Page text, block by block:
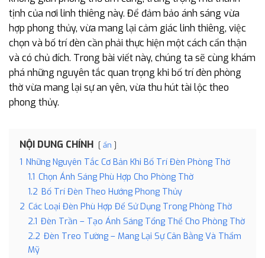
tịnh của nơi linh thiêng này. Để đảm bảo ánh sáng vừa
hợp phong thủy, vừa mang lại cảm giác linh thiêng, việc
chọn và bố trí đèn cần phải thực hiện một cách cẩn thận
và có chủ đích. Trong bài viết này, chúng ta sẽ cùng khám
phá những nguyên tắc quan trọng khi bố trí đèn phòng
thờ vừa mang lại sự an yên, vừa thu hút tài lộc theo
phong thủy.
NỘI DUNG CHÍNH ẩn
1 Những Nguyên Tắc Cơ Bản Khi Bố Trí Đèn Phòng Thờ
1.1 Chọn Ánh Sáng Phù Hợp Cho Phòng Thờ
1.2 Bố Trí Đèn Theo Hướng Phong Thủy
2 Các Loại Đèn Phù Hợp Để Sử Dụng Trong Phòng Thờ
2.1 Đèn Trần – Tạo Ánh Sáng Tổng Thể Cho Phòng Thờ
2.2 Đèn Treo Tường – Mang Lại Sự Cân Bằng Và Thẩm
Mỹ